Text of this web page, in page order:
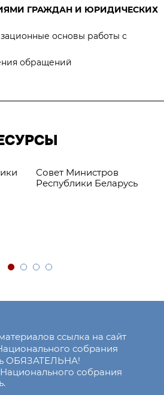
ГРАЖДАН И ЮРИДИЧЕСКИХ
основы работы с
обращений
Совет Министров
Республики Беларусь
ссылка на сайт
собрания
ОБЯЗАТЕЛЬНА!
собрания